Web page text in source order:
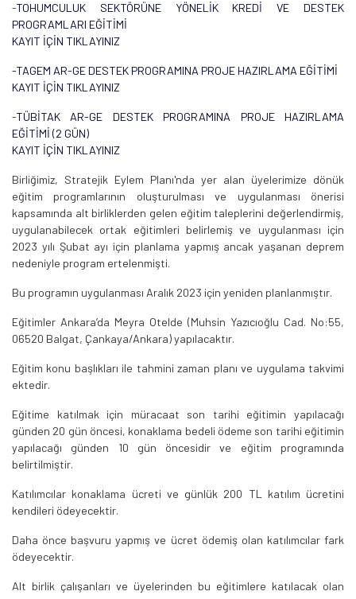
-TOHUMCULUK SEKTÖRÜNE YÖNELİK KREDİ VE DESTEK
PROGRAMLARI EĞİTİMİ
KAYIT İÇİN TIKLAYINIZ
-TAGEM AR-GE DESTEK PROGRAMINA PROJE HAZIRLAMA EĞİTİMİ
KAYIT İÇİN TIKLAYINIZ
-TÜBİTAK AR-GE DESTEK PROGRAMINA PROJE HAZIRLAMA
EĞİTİMİ (2 GÜN)
KAYIT İÇİN TIKLAYINIZ
Birliğimiz, Stratejik Eylem Planı'nda yer alan üyelerimize dönük
eğitim programlarının oluşturulması ve uygulanması önerisi
kapsamında alt birliklerden gelen eğitim taleplerini değerlendirmiş,
uygulanabilecek ortak eğitimleri belirlemiş ve uygulanması için
2023 yılı Şubat ayı için planlama yapmış ancak yaşanan deprem
nedeniyle program ertelenmişti.
Bu programın uygulanması Aralık 2023 için yeniden planlanmıştır.
Eğitimler Ankara’da Meyra Otelde (Muhsin Yazıcıoğlu Cad. No:55,
06520 Balgat, Çankaya/Ankara) yapılacaktır.
Eğitim konu başlıkları ile tahmini zaman planı ve uygulama takvimi
ektedir.
Eğitime katılmak için müracaat son tarihi eğitimin yapılacağı
günden 20 gün öncesi, konaklama bedeli ödeme son tarihi eğitimin
yapılacağı günden 10 gün öncesidir ve eğitim programında
belirtilmiştir.
Katılımcılar konaklama ücreti ve günlük 200 TL katılım ücretini
kendileri ödeyecektir.
Daha önce başvuru yapmış ve ücret ödemiş olan katılımcılar fark
ödeyecektir.
Alt birlik çalışanları ve üyelerinden bu eğitimlere katılacak olan